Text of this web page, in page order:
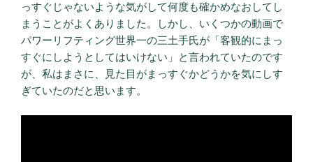
っすぐじゃないような気がして何度も確かめなおしてし
まうことがよくありました。しかし、いくつかの動画で
パワーリフティング世界一の三土手氏が「客観的にまっ
すぐにしようとしてはいけない」と言われていたのです
が、私はまさに、見た目がまっすぐかどうかを気にしす
ぎていたのだと思います。